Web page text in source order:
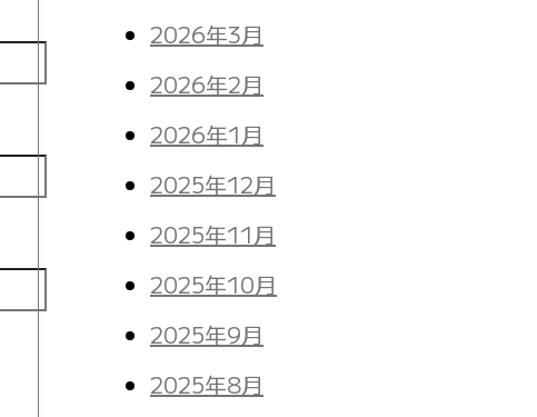
2026年3月
2026年2月
2026年1月
2025年12月
2025年11月
2025年10月
2025年9月
2025年8月